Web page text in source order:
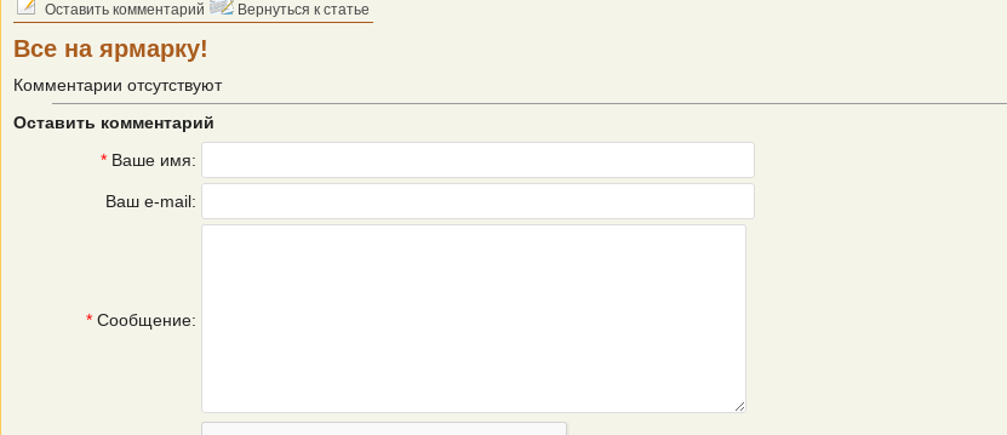
Оставить комментарий Вернуться к статье
Все на ярмарку!
Комментарии отсутствуют
Оставить комментарий
* Ваше имя:
Ваш e-mail:
* Сообщение: